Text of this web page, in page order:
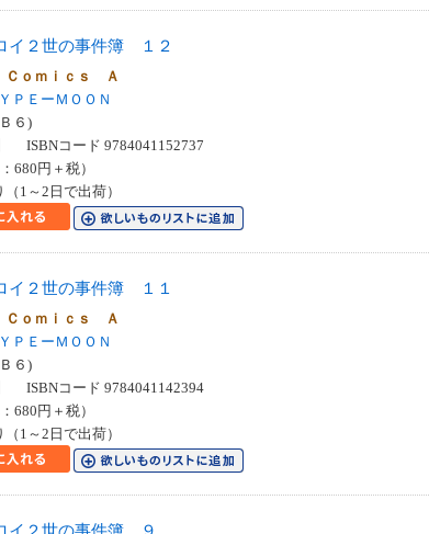
イ２世の事件簿 １２
Ｃｏｍｉｃｓ Ａ
ＰＥーＭＯＯＮ
６)
ISBNコード 9784041152737
680円＋税）
1～2日で出荷）
イ２世の事件簿 １１
Ｃｏｍｉｃｓ Ａ
ＰＥーＭＯＯＮ
６)
ISBNコード 9784041142394
680円＋税）
1～2日で出荷）
イ２世の事件簿 ９